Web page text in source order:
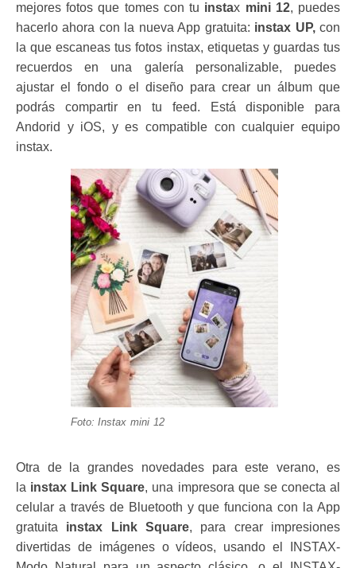
mejores fotos que tomes con tu instax mini 12, puedes
hacerlo ahora con la nueva App gratuita: instax UP, con
la que escaneas tus fotos instax, etiquetas y guardas tus
recuerdos en una galería personalizable, puedes
ajustar el fondo o el diseño para crear un álbum que
podrás compartir en tu feed. Está disponible para
Andorid y iOS, y es compatible con cualquier equipo
instax.
Foto: Instax mini 12
Otra de la grandes novedades para este verano, es
la instax Link Square, una impresora que se conecta al
celular a través de Bluetooth y que funciona con la App
gratuita instax Link Square, para crear impresiones
divertidas de imágenes o vídeos, usando el INSTAX-